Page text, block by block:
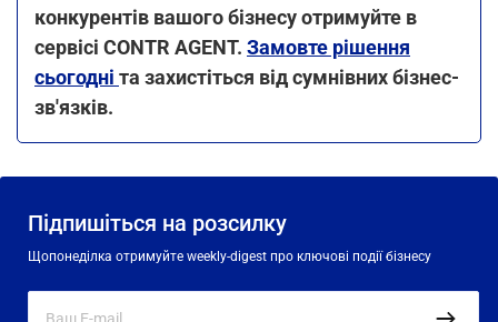
конкурентів вашого бізнесу отримуйте в
сервісі CONTR AGENT. Замовте рішення
сьогодні та захистіться від сумнівних бізнес-
зв'язків.
Підпишіться на розсилку
Щопонеділка отримуйте weekly-digest про ключові події бізнесу